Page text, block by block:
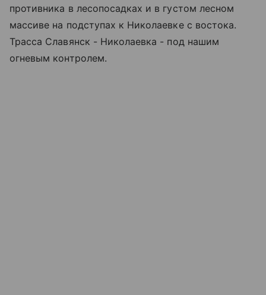
противника в лесопосадках и в густом лесном
массиве на подступах к Николаевке с востока.
Трасса Славянск - Николаевка - под нашим
огневым контролем.